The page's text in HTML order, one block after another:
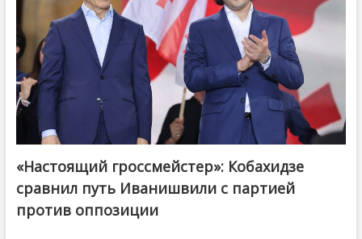
@ქართული ოცნება / Georgian Dream
«Настоящий гроссмейстер»: Кобахидзе
сравнил путь Иванишвили с партией
против оппозиции